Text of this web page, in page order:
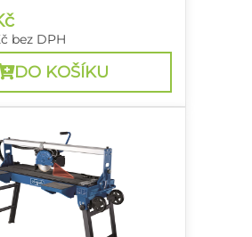
bez DPH
DO KOŠÍKU